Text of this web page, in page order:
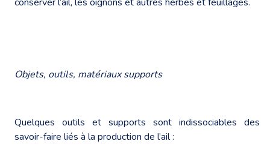
Objets, outils, matériaux supports
Quelques outils et supports sont indissociables des
savoir-faire liés à la production de l’ail :